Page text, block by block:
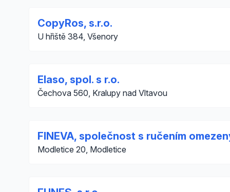
CopyRos, s.r.o.
U hřiště 384, Všenory
Elaso, spol. s r.o.
Čechova 560, Kralupy nad Vltavou
FINEVA, společnost s ručením
Modletice 20, Modletice